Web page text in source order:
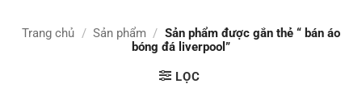
Trang chủ / Sản phẩm / Sản phẩm được gắn thẻ “ bán áo
bóng đá liverpool”
LỌC